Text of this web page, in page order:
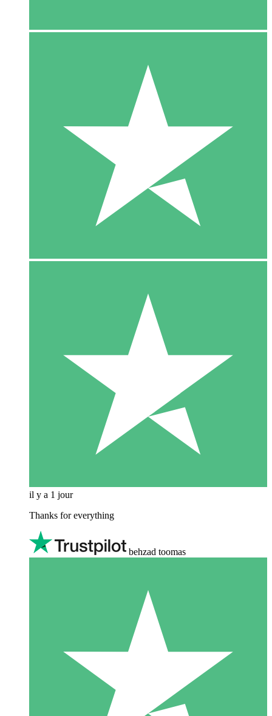
il y a 1 jour
Thanks for everything
behzad toomas